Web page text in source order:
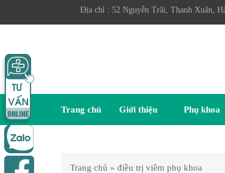
Địa chỉ : 52 Nguyễn Trãi, Thanh Xuân, Hà Nội
Trang chủ Giới thiệu Phụ khoa
Trang chủ » điều trị viêm phụ khoa